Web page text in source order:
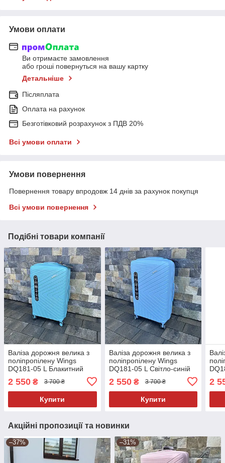
Умови оплати
Ви отримаєте замовлення
або гроші повернуться на вашу картку
Детальніше
Післяплата
Оплата на рахунок
Безготівковий розрахунок з ПДВ 20%
Всі умови оплати
Умови повернення
Повернення товару впродовж 14 днів за рахунок покупця
Всі умови повернення
Подібні товари компанії
Валіза дорожня велика з
поліпропілену Wings
DQ181-05 L Блакитний
2 550 ₴ 3 700 ₴
Купити
Валіза дорожня велика з
поліпропілену Wings
DQ181-05 L Світло-синій
2 550₴ 3 700 ₴
Купити
2
Акційні пропозиції та новинки
–37% –31%